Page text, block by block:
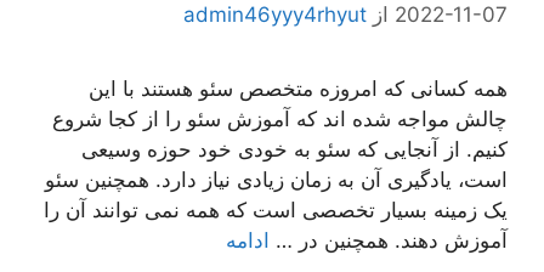
2022-11-07 از admin46yyy4rhyut
همه کسانی که امروزه متخصص سئو هستند با این
چالش مواجه شده اند که آموزش سئو را از کجا شروع
کنیم. از آنجایی که سئو به خودی خود حوزه وسیعی
است، یادگیری آن به زمان زیادی نیاز دارد. همچنین سئو
یک زمینه بسیار تخصصی است که همه نمی توانند آن را
آموزش دهند. همچنین در … ادامه